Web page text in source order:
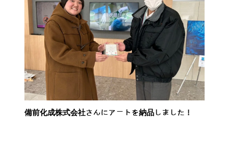
備前化成株式会社さんにアートを納品しました！